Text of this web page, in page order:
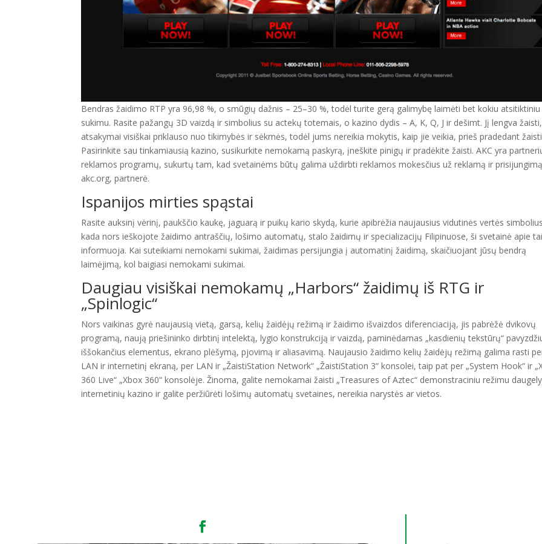
Bendras žaidimo RTP yra 96,98 %, o smūgių dažnis – 25–30 %, todėl turite gerą galimybę laimėti bet kokiu atsitiktiniu
sukimu. Rasite pažangų 3D vaizdą ir simbolius su actekų totemais, o kazino dydis – A, K, Q, J ir dešimt. Jį lengva
atsakymai visiškai priklauso nuo tikimybės ir sėkmės, todėl jums nereikia mokytis, kaip jie veikia, prieš pradedant
Pasirinkite sau tinkamiausią kazino, susikurkite nemokamą paskyrą, įneškite pinigų ir pradėkite žaisti. AKC yra
reklamos programų, sukurtų tam, kad svetainėms būtų galima uždirbti reklamos mokesčius už reklamą ir
akc.org, partnerė.
Ispanijos mirties spąstai
Rasite auksinį vėrinį, paukščio kaukę, jaguarą ir puikų kario skydą, kurie apibrėžia naujausius vidutinės vertės
kada nors ieškojote žaidimo antraščių, lošimo automatų, stalo žaidimų ir specializacijų Filipinuose, ši svetainė apie tai
informuoja. Kai suteikiami nemokami sukimai, žaidimas persijungia į automatinį žaidimą, skaičiuojant jūsų bendrą
laimėjimą, kol baigiasi nemokami sukimai.
Daugiau visiškai nemokamų „Harbors“ žaidimų iš RTG ir
„Spinlogic“
Nors vaikinas gyrė naujausią vietą, garsą, kelių žaidėjų režimą ir žaidimo išvaizdos diferenciaciją, jis pabrėžė dvikovų
programą, naują priešininko dirbtinį intelektą, lygio konstrukciją ir vaizdą, paminėdamas „kasdienių tekstūrų“
iššokančius elementus, ekrano plėšymą, pjovimą ir aliasavimą. Naujausio žaidimo kelių žaidėjų režimą galima rasti
LAN ir internetinį ekraną, per LAN ir „ŽaistiStation Network“ „ŽaistiStation 3“ konsolei, taip pat per „System Hook“ ir
360 Live“ „Xbox 360“ konsolėje. Žinoma, galite nemokamai žaisti „Treasures of Aztec“ demonstraciniu režimu
internetinių kazino ir galite peržiūrėti lošimų automatų svetaines, nereikia narystės ar vietos.